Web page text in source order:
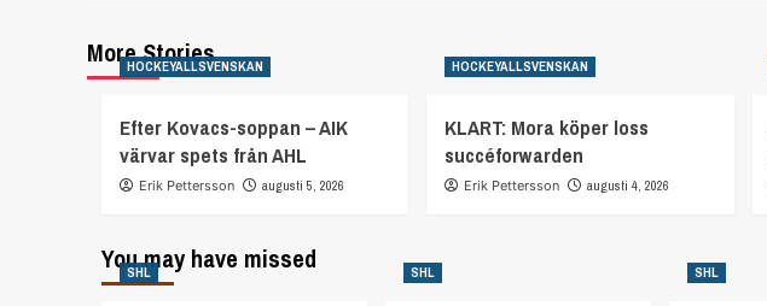
More Stories
HOCKEYALLSVENSKAN
Efter Kovacs-soppan – AIK
värvar spets från AHL
Erik Pettersson augusti 5, 2026
HOCKEYALLSVENSKAN
KLART: Mora köper loss
succéforwarden
Erik Pettersson augusti 4, 2026
You may have missed
SHL SHL SHL